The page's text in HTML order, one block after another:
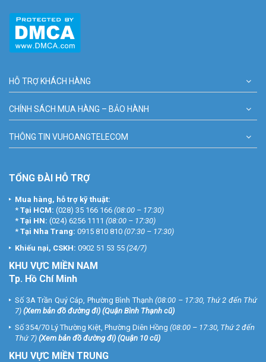
– Camera wifi
– Bộ chuyển đổi nguồn
– Cáp nguồn
– Tấm gắn thiết bị
– Bộ vít EZVIZ
– Hướng dẫn nhanh
Đặt mua hàng Online ngay hôm nay để được hỗ trợ giá tốt nhất.
Tham khảo thêm thông tin tạiFacebook Vuhoangtelecomnhé.
HỖ TRỢ KHÁCH HÀNG
CHÍNH SÁCH MUA HÀNG – BẢO HÀNH
THÔNG TIN VUHOANGTELECOM
TỔNG ĐÀI HỖ TRỢ
Mua hàng, hỗ trợ kỹ thuật:
* Tại HCM: (028) 35 166 166 (08:00 – 17:30)
* Tại HN: (024) 6256 1111 (08:00 – 17:30)
* Tại Nha Trang: 0915 810 810 (07:30 – 17:30)
Khiếu nại, CSKH: 0902 51 53 55 (24/7)
KHU VỰC MIỀN NAM
Tp. Hồ Chí Minh
Số 3A Trần Quý Cáp, Phường Bình Thạnh (08:00 – 17:30, Thứ 2 đến Thứ
7) (Xem bản đồ đường đi) (Quận Bình Thạnh cũ)
Số 354/70 Lý Thường Kiệt, Phường Diên Hồng (08:00 – 17:30, Thứ 2 đến
Thứ 7) (Xem bản đồ đường đi) (Quận 10 cũ)
KHU VỰC MIỀN TRUNG